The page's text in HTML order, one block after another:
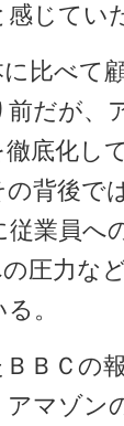
じてい
比べて
だが、
底化し
背後で
業員へ
圧力な
。
ＢＣの
アマゾン